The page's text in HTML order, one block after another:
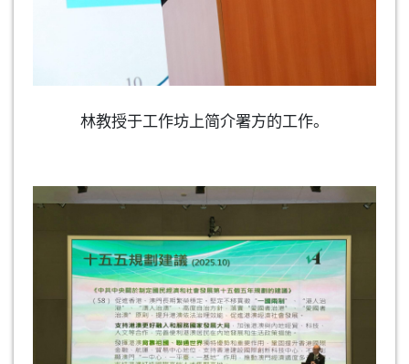
林教授于工作坊上简介署方的工作。